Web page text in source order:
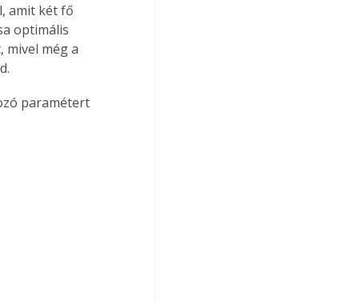
amit két fő
optimális
mivel még a
paramétert